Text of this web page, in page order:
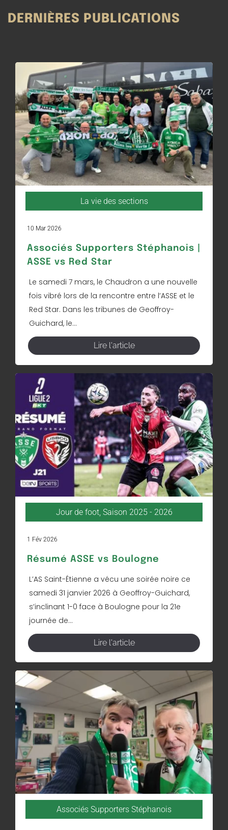
DERNIÈRES PUBLICATIONS
La vie des sections
10 Mar 2026
Associés Supporters Stéphanois |
ASSE vs Red Star
Le samedi 7 mars, le Chaudron a une nouvelle
fois vibré lors de la rencontre entre l’ASSE et le
Red Star. Dans les tribunes de Geoffroy-
Guichard, le...
Lire l'article
Jour de foot, Saison 2025 - 2026
1 Fév 2026
Résumé ASSE vs Boulogne
L’AS Saint-Étienne a vécu une soirée noire ce
samedi 31 janvier 2026 à Geoffroy-Guichard,
s’inclinant 1-0 face à Boulogne pour la 21e
journée de...
Lire l'article
Associés Supporters Stéphanois